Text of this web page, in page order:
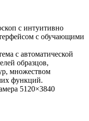
с интуитивно
с обучающими
с автоматической
образцов,
множеством
функций.
5120×3840